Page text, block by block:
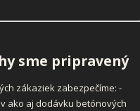
sme pripravený
zákaziek zabezpečíme: -
ako aj dodávku betónových